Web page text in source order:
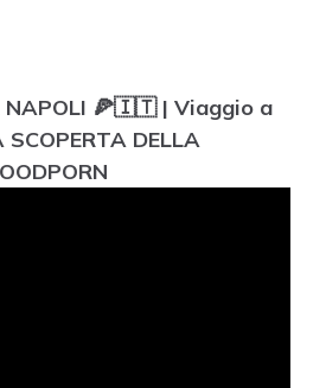
NAPOLI 🍕🇮🇹 | Viaggio a
DELLA